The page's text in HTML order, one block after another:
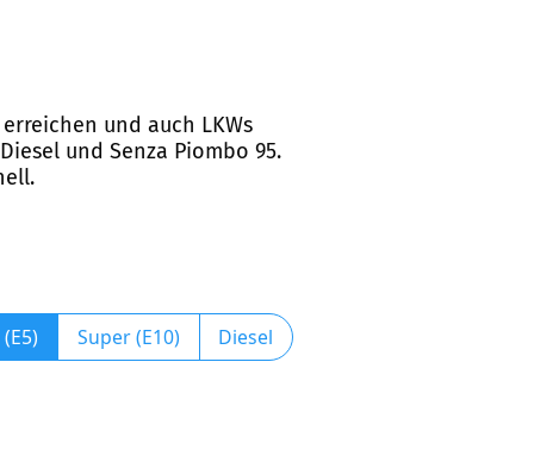
und auch LKWs
und Senza Piombo 95.
Super (E10) Diesel